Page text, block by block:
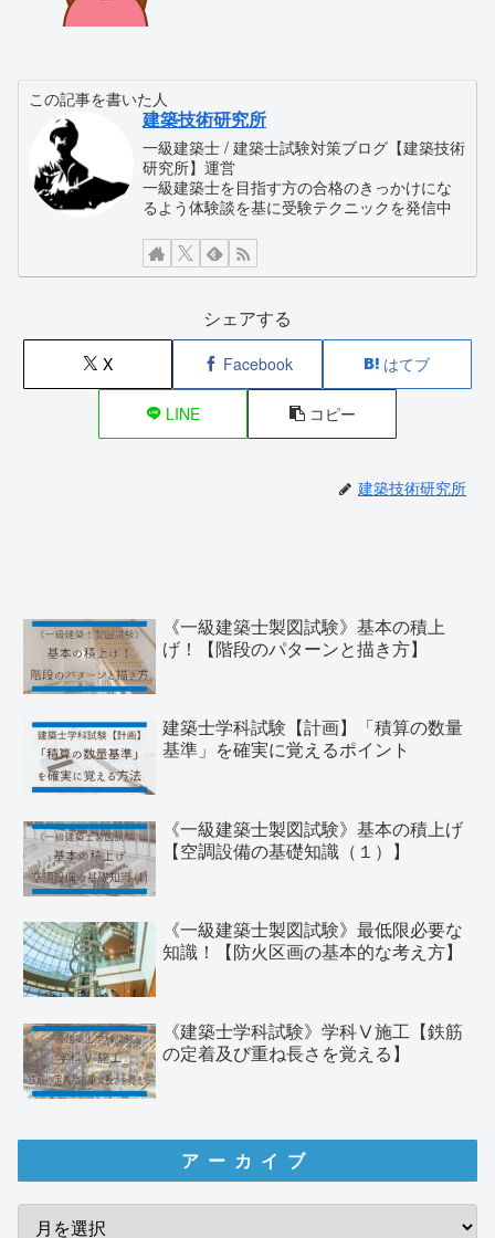
この記事を書いた人
建築技術研究所
一級建築士 / 建築士試験対策ブログ【建築技術
研究所】運営
一級建築士を目指す方の合格のきっかけにな
るよう体験談を基に受験テクニックを発信中
シェアする
X Facebook はてブ
LINE コピー
建築技術研究所
《一級建築士製図試験》基本の積上
げ！【階段のパターンと描き方】
建築士学科試験【計画】「積算の数量
基準」を確実に覚えるポイント
《一級建築士製図試験》基本の積上げ
【空調設備の基礎知識（１）】
《一級建築士製図試験》最低限必要な
知識！【防火区画の基本的な考え方】
《建築士学科試験》学科Ⅴ施工【鉄筋
の定着及び重ね長さを覚える】
アーカイブ